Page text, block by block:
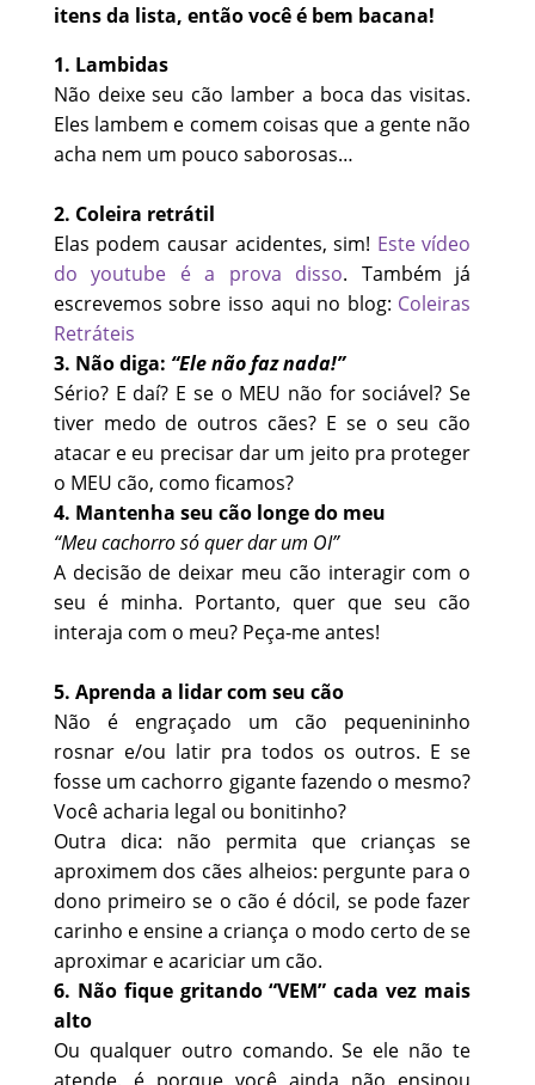
itens da lista, então você é bem bacana!
1. Lambidas
Não deixe seu cão lamber a boca das visitas.
Eles lambem e comem coisas que a gente não
acha nem um pouco saborosas…
2. Coleira retrátil
Elas podem causar acidentes, sim! Este vídeo
do youtube é a prova disso. Também já
escrevemos sobre isso aqui no blog: Coleiras
Retráteis
3. Não diga: “Ele não faz nada!”
Sério? E daí? E se o MEU não for sociável? Se
tiver medo de outros cães? E se o seu cão
atacar e eu precisar dar um jeito pra proteger
o MEU cão, como ficamos?
4. Mantenha seu cão longe do meu
“Meu cachorro só quer dar um OI”
A decisão de deixar meu cão interagir com o
seu é minha. Portanto, quer que seu cão
interaja com o meu? Peça-me antes!
5. Aprenda a lidar com seu cão
Não é engraçado um cão pequenininho
rosnar e/ou latir pra todos os outros. E se
fosse um cachorro gigante fazendo o mesmo?
Você acharia legal ou bonitinho?
Outra dica: não permita que crianças se
aproximem dos cães alheios: pergunte para o
dono primeiro se o cão é dócil, se pode fazer
carinho e ensine a criança o modo certo de se
aproximar e acariciar um cão.
6. Não fique gritando “VEM” cada vez mais
alto
Ou qualquer outro comando. Se ele não te